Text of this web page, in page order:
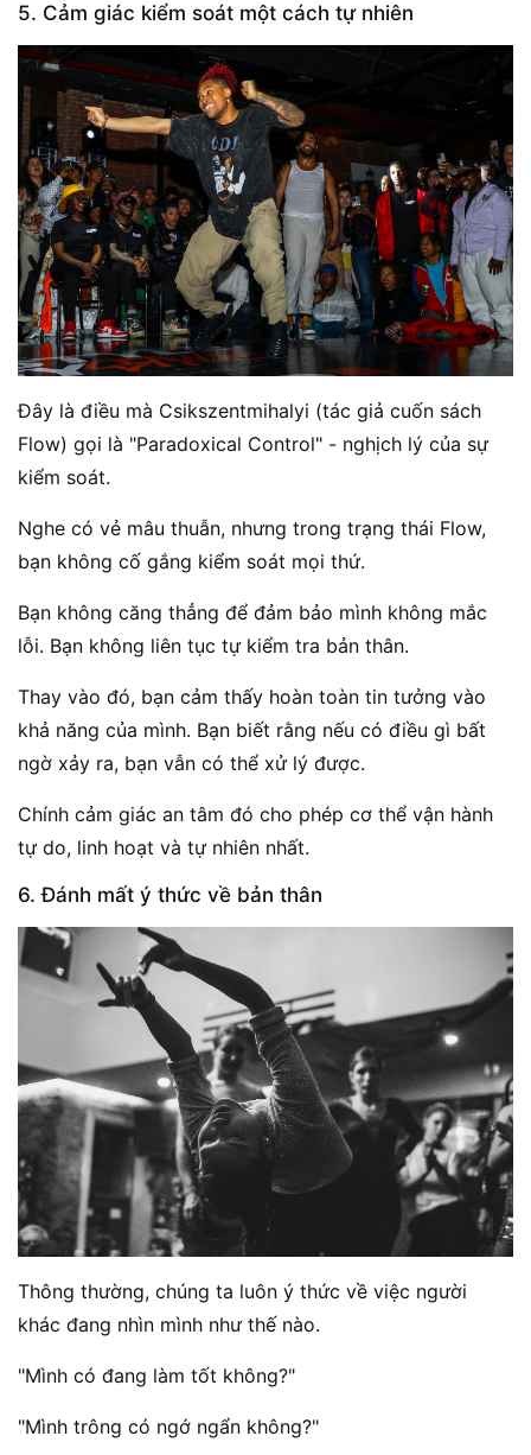
5. Cảm giác kiểm soát một cách tự nhiên
Đây là điều mà Csikszentmihalyi (tác giả cuốn sách
Flow) gọi là "Paradoxical Control" - nghịch lý của sự
kiểm soát.
Nghe có vẻ mâu thuẫn, nhưng trong trạng thái Flow,
bạn không cố gắng kiểm soát mọi thứ.
Bạn không căng thẳng để đảm bảo mình không mắc
lỗi. Bạn không liên tục tự kiểm tra bản thân.
Thay vào đó, bạn cảm thấy hoàn toàn tin tưởng vào
khả năng của mình. Bạn biết rằng nếu có điều gì bất
ngờ xảy ra, bạn vẫn có thể xử lý được.
Chính cảm giác an tâm đó cho phép cơ thể vận hành
tự do, linh hoạt và tự nhiên nhất.
6. Đánh mất ý thức về bản thân
Thông thường, chúng ta luôn ý thức về việc người
khác đang nhìn mình như thế nào.
"Mình có đang làm tốt không?"
"Mình trông có ngớ ngẩn không?"